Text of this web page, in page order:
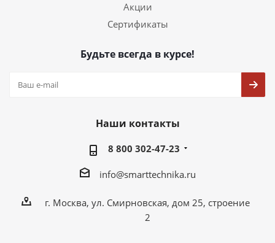
Акции
Сертификаты
Будьте всегда в курсе!
Наши контакты
8 800 302-47-23
info@smarttechnika.ru
г. Москва, ул. Смирновская, дом 25, строение
2